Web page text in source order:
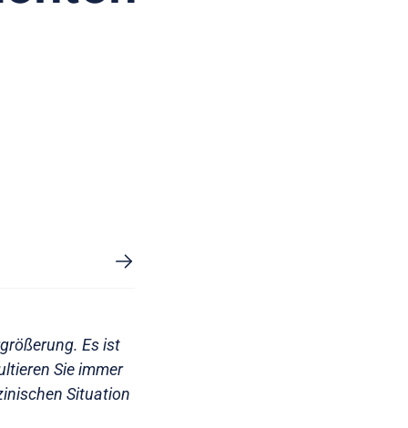
Es ist
Sie immer
Situation